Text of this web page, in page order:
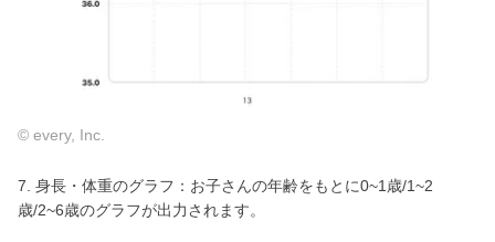
© every, Inc.
7. 身長・体重のグラフ：お子さんの年齢をもとに0~1歳/1~2
歳/2~6歳のグラフが出力されます。